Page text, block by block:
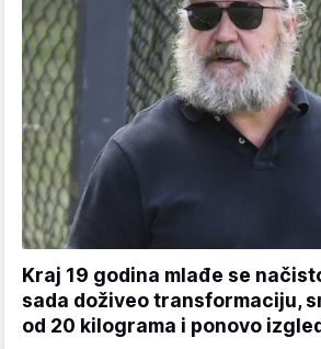
Kraj 19 godina mlađe se
sada doživeo transformaciju,
od 20 kilograma i ponovo